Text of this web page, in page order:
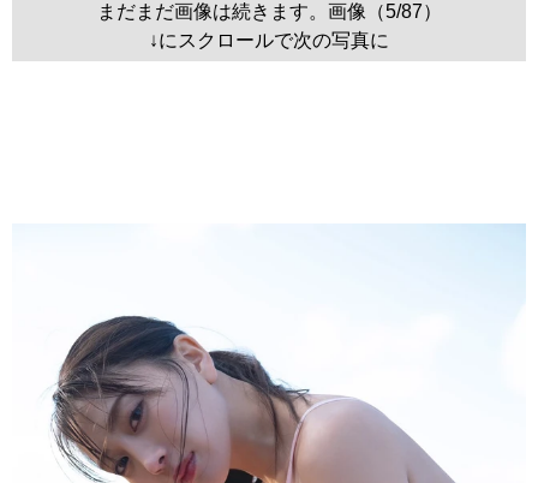
まだまだ画像は続きます。画像（5/87）
↓にスクロールで次の写真に